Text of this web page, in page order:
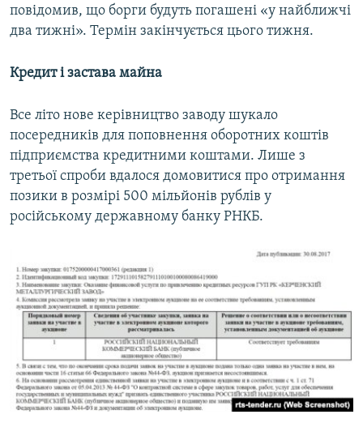
повідомив, що борги будуть погашені «у найближчі
два тижні». Термін закінчується цього тижня.
Кредит і застава майна
Все літо нове керівництво заводу шукало
посередників для поповнення оборотних коштів
підприємства кредитними коштами. Лише з
третьої спроби вдалося домовитися про отримання
позики в розмірі 500 мільйонів рублів у
російському державному банку РНКБ.